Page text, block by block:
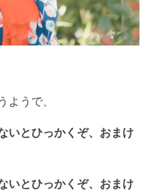
うで、
いとひっかくぞ、おまけ
いとひっかくぞ、おまけ